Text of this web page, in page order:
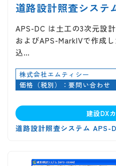
道路設計照査システ
APS-DC は土工の3次元設
およびAPS-MarkIVで作成
込…
株式会社エムティシー
価格（税別）：要問い合わせ
建設DX
道路設計照査システム APS-